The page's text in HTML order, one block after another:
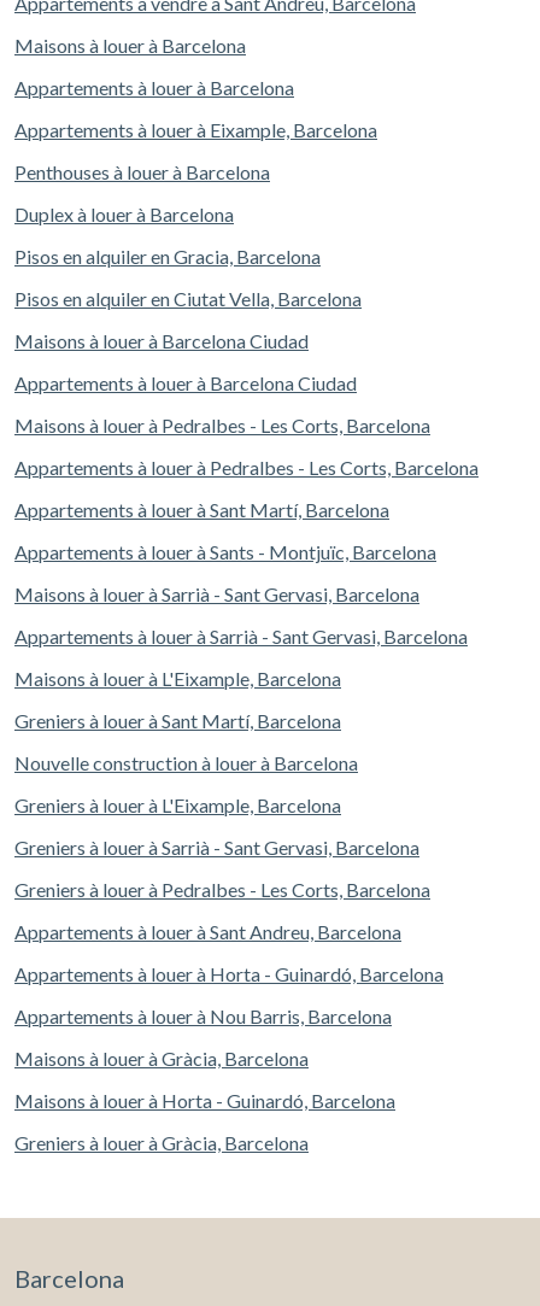
Maisons à louer à Barcelona
Appartements à louer à Barcelona
Appartements à louer à Eixample, Barcelona
Penthouses à louer à Barcelona
Duplex à louer à Barcelona
Pisos en alquiler en Gracia, Barcelona
Pisos en alquiler en Ciutat Vella, Barcelona
Maisons à louer à Barcelona Ciudad
Appartements à louer à Barcelona Ciudad
Maisons à louer à Pedralbes - Les Corts, Barcelona
Appartements à louer à Pedralbes - Les Corts, Barcelona
Appartements à louer à Sant Martí, Barcelona
Appartements à louer à Sants - Montjuïc, Barcelona
Maisons à louer à Sarrià - Sant Gervasi, Barcelona
Appartements à louer à Sarrià - Sant Gervasi, Barcelona
Maisons à louer à L'Eixample, Barcelona
Greniers à louer à Sant Martí, Barcelona
Nouvelle construction à louer à Barcelona
Greniers à louer à L'Eixample, Barcelona
Greniers à louer à Sarrià - Sant Gervasi, Barcelona
Greniers à louer à Pedralbes - Les Corts, Barcelona
Appartements à louer à Sant Andreu, Barcelona
Appartements à louer à Horta - Guinardó, Barcelona
Appartements à louer à Nou Barris, Barcelona
Maisons à louer à Gràcia, Barcelona
Maisons à louer à Horta - Guinardó, Barcelona
Greniers à louer à Gràcia, Barcelona
Barcelona